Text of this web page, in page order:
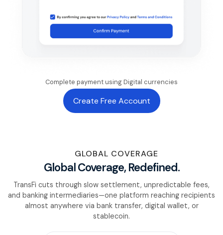
Complete payment using Digital currencies
Create Free Account
GLOBAL COVERAGE
Global Coverage, Redefined.
TransFi cuts through slow settlement, unpredictable fees,
and banking intermediaries—one platform reaching recipients
almost anywhere via bank transfer, digital wallet, or
stablecoin.